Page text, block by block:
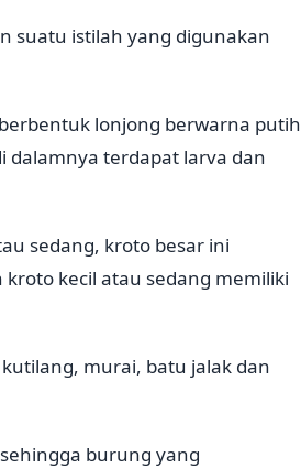
suatu istilah yang digunakan
lonjong berwarna putih
dalamnya terdapat larva dan
sedang, kroto besar ini
kecil atau sedang memiliki
murai, batu jalak dan
burung yang